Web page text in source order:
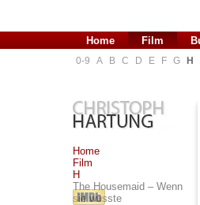
Home Film
0-9 A B C D E F G H
Home
Film
H
The Housemaid – Wenn
sie wüsste